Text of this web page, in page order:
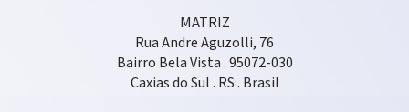
MATRIZ
Rua Andre Aguzolli, 76
Bairro Bela Vista . 95072-030
Caxias do Sul . RS . Brasil